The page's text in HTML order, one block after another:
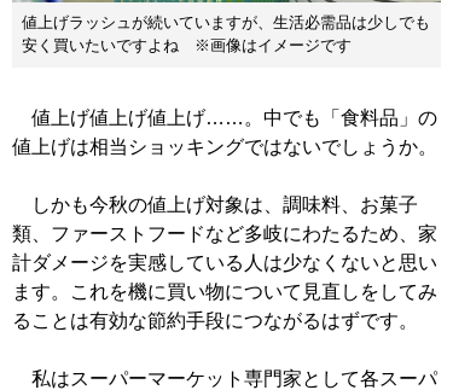
値上げラッシュが続いていますが、生活必需品は少しでも
安く買いたいですよね ※画像はイメージです
値上げ値上げ値上げ……。中でも「食料品」の
値上げは相当ショッキングではないでしょうか。
しかも今秋の値上げ対象は、調味料、お菓子
類、ファーストフードなど多岐にわたるため、家
計ダメージを実感している人は少なくないと思い
ます。これを機に買い物について見直しをしてみ
ることは有効な節約手段につながるはずです。
私はスーパーマーケット専門家として各スーパ